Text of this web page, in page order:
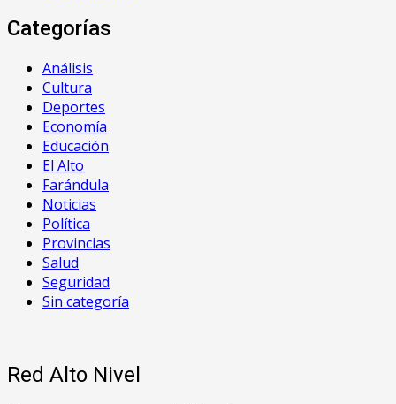
Categorías
Análisis
Cultura
Deportes
Economía
Educación
El Alto
Farándula
Noticias
Política
Provincias
Salud
Seguridad
Sin categoría
Red Alto Nivel